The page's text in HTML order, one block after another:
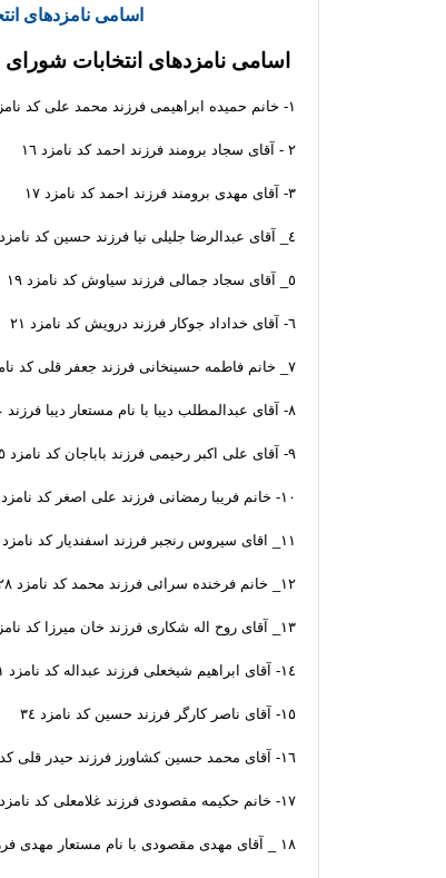
اسامی نامزدهای
اسامی نامزدهای انتخابات
١- خانم حميده ابراهيمى فرزند محمد على كد نامزد ١٣
٢ - آقاى سجاد برومند فرزند احمد كد نامزد ١٦
٣- آقاى مهدى برومند فرزند احمد كد نامزد ١٧
٤_ آقاى عبدالرضا جليلى نيا فرزند حسين كد نامزد ١٨
٥_ آقاى سجاد جمالى فرزند سياوش كد نامزد ١٩
٦- آقاى خداداد جوكار فرزند درويش كد نامزد ٢١
٧_ خانم فاطمه حسينخانى فرزند جعفر قلى كد نامزد ٢٣
٨- آقاى عبدالمطلب ديبا با نام مستعار ديبا فرزند على يار كد نامزد ٢٤
٩- آقاى على اكبر رحيمى فرزند باباجان كد نامزد ٢٥
١٠- خانم فريبا رمضانى فرزند على اصغر كد نامزد ٢٦
١١_ اقاى سيروس رنجبر فرزند اسفنديار كد نامزد ٢٧
١٢_ خانم فرخنده سرائى فرزند محمد كد نامزد ٢٨
١٣_ آقاى روح اله شكارى فرزند خان ميرزا كد نامزد ٢٩
١٤- آقاى ابراهيم شيخعلى فرزند عبداله كد نامزد ٣١
١٥- آقاى ناصر كارگر فرزند حسين كد نامزد ٣٤
١٦- آقاى محمد حسين كشاورز فرزند حيدر قلى كد نامزد ٣٥
١٧- خانم حكيمه مقصودى فرزند غلامعلى كد نامزد ٣٦
١٨ _ آقاى مهدى مقصودى با نام مستعار مهدى فرزند منصور كد نامزد ٣٧